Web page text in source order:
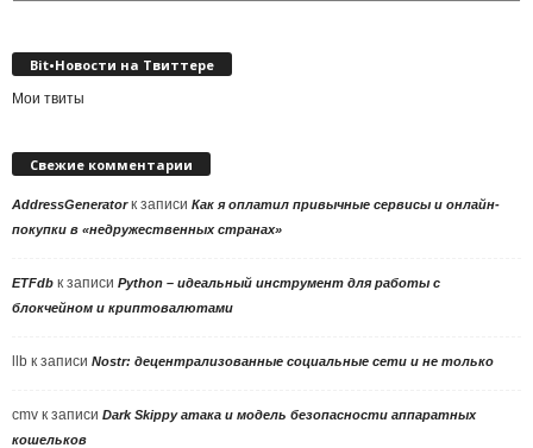
Bit•Новости на Твиттере
Мои твиты
Свежие комментарии
AddressGeneratorк записи Как я оплатил привычные сервисы и онлайн-
покупки в «недружественных странах»
ETFdb к записи Python – идеальный инструмент для работы с
блокчейном и криптовалютами
llb к записи Nostr: децентрализованные социальные сети и не только
cmv к записи Dark Skippy атака и модель безопасности аппаратных
кошельков